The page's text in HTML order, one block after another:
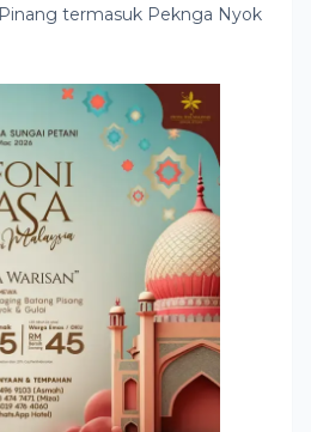
termasuk Peknga Nyok